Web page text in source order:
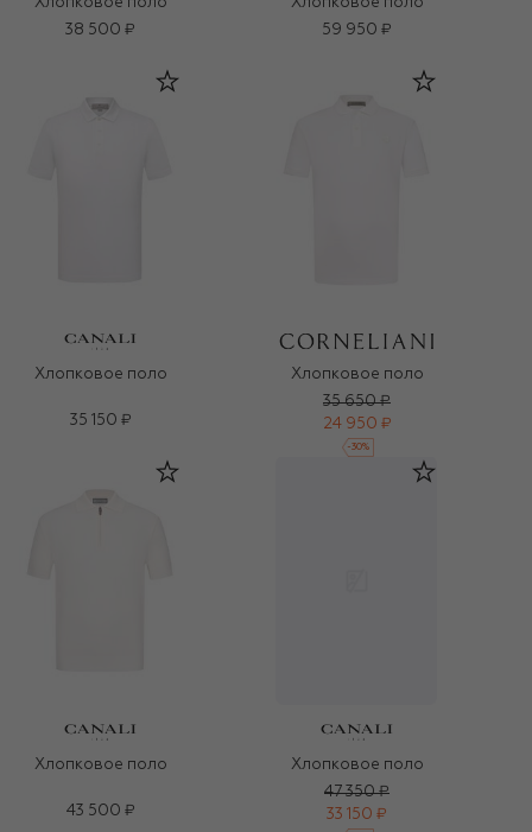
38 500 ₽
59 950 ₽
Хлопковое поло
35 150 ₽
Хлопковое поло
35 650 ₽
24 950 ₽
-30%
Хлопковое поло
43 500 ₽
Хлопковое поло
47 350 ₽
33 150 ₽